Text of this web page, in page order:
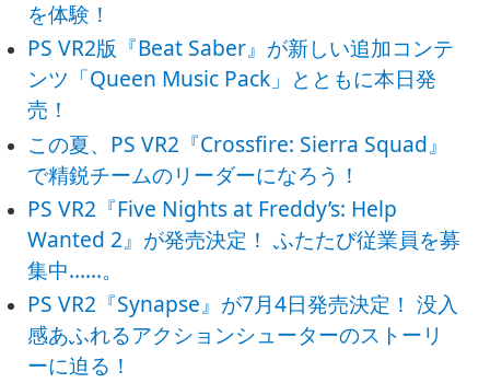
を体験！
PS VR2版『Beat Saber』が新しい追加コンテ
ンツ「Queen Music Pack」とともに本日発
売！
この夏、PS VR2『Crossfire: Sierra Squad』
で精鋭チームのリーダーになろう！
PS VR2『Five Nights at Freddy’s: Help
Wanted 2』が発売決定！ ふたたび従業員を募
集中……。
PS VR2『Synapse』が7月4日発売決定！ 没入
感あふれるアクションシューターのストーリ
ーに迫る！